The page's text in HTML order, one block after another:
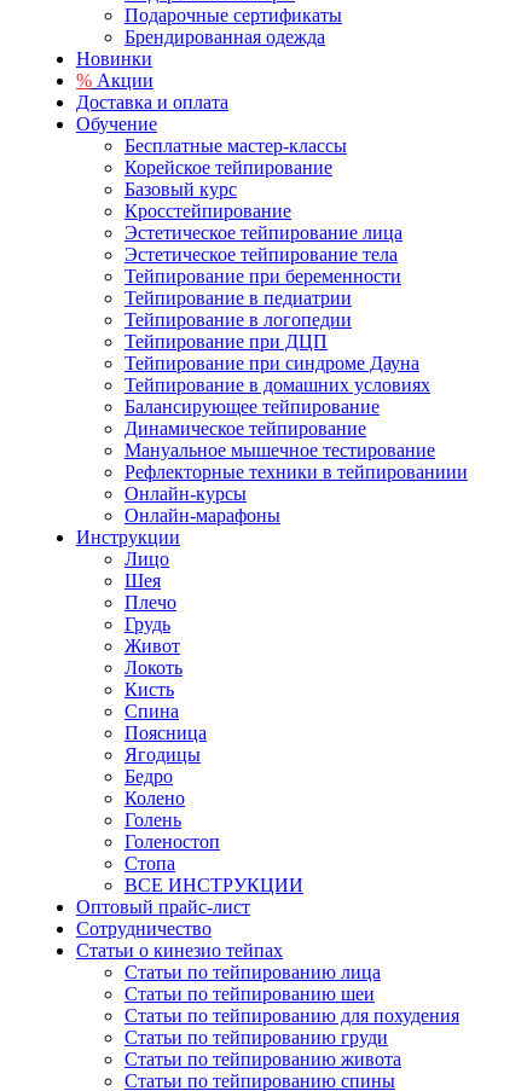
Подарочные сертификаты
Брендированная одежда
Новинки
% Акции
Доставка и оплата
Обучение
Бесплатные мастер-классы
Корейское тейпирование
Базовый курс
Кросстейпирование
Эстетическое тейпирование лица
Эстетическое тейпирование тела
Тейпирование при беременности
Тейпирование в педиатрии
Тейпирование в логопедии
Тейпирование при ДЦП
Тейпирование при синдроме Дауна
Тейпирование в домашних условиях
Балансирующее тейпирование
Динамическое тейпирование
Мануальное мышечное тестирование
Рефлекторные техники в тейпированиии
Онлайн-курсы
Онлайн-марафоны
Инструкции
Лицо
Шея
Плечо
Грудь
Живот
Локоть
Кисть
Спина
Поясница
Ягодицы
Бедро
Колено
Голень
Голеностоп
Стопа
ВСЕ ИНСТРУКЦИИ
Оптовый прайс-лист
Сотрудничество
Статьи о кинезио тейпах
Статьи по тейпированию лица
Статьи по тейпированию шеи
Статьи по тейпированию для похудения
Статьи по тейпированию груди
Статьи по тейпированию живота
Статьи по тейпированию спины